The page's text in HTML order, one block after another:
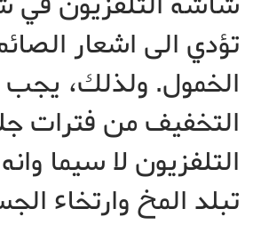
تؤدي الى اشعار
الخمول. ولذلك،
التخفيف من فترات
التلفزيون لا سيما
تبلد المخ وارتخاء